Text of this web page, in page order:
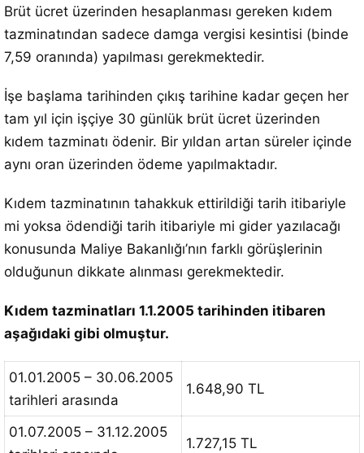
Brüt ücret üzerinden hesaplanması gereken kıdem
tazminatından sadece damga vergisi kesintisi (binde
7,59 oranında) yapılması gerekmektedir.
İşe başlama tarihinden çıkış tarihine kadar geçen her
tam yıl için işçiye 30 günlük brüt ücret üzerinden
kıdem tazminatı ödenir. Bir yıldan artan süreler içinde
aynı oran üzerinden ödeme yapılmaktadır.
Kıdem tazminatının tahakkuk ettirildiği tarih itibariyle
mi yoksa ödendiği tarih itibariyle mi gider yazılacağı
konusunda Maliye Bakanlığı’nın farklı görüşlerinin
olduğunun dikkate alınması gerekmektedir.
Kıdem tazminatları 1.1.2005 tarihinden itibaren
aşağıdaki gibi olmuştur.
01.01.2005 – 30.06.2005
tarihleri arasında
1.648,90 TL
01.07.2005 – 31.12.2005
1.727,15 TL